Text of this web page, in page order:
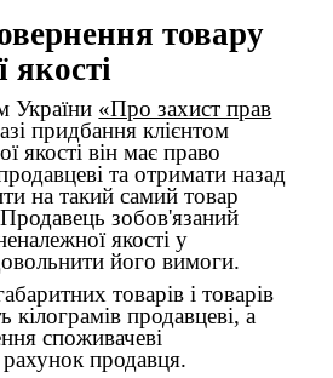
товару
якості
України «Про захист прав
придбання клієнтом
якості він має право
та отримати назад
на такий самий товар
зобов'язаний
якості у
його вимоги.
товарів і товарів
кілограмів продавцеві, а
споживачеві
продавця.